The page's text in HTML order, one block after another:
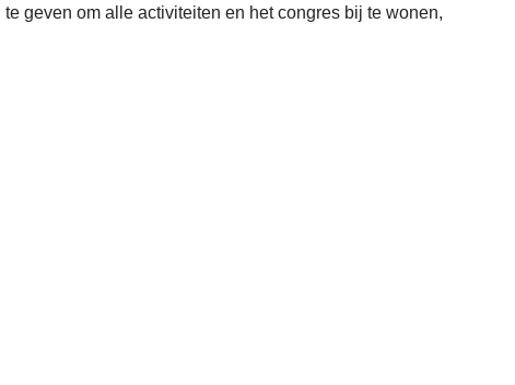
geven om alle activiteiten en het congres bij te wonen,